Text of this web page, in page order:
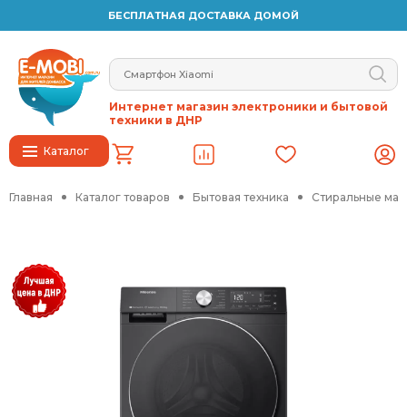
БЕСПЛАТНАЯ ДОСТАВКА ДОМОЙ
Каталог
Интернет магазин электроники и бытовой
техники в ДНР
Главная Каталог товаров Бытовая техника Стиральные